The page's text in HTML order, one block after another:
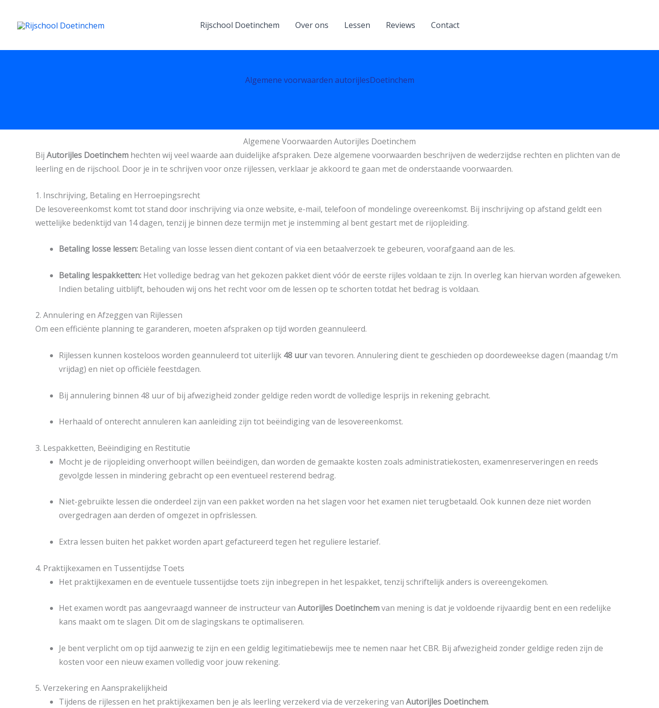
inhoud
Rijschool Doetinchem Over ons Lessen Reviews Contact
Algemene voorwaarden autorijlesDoetinchem
Algemene Voorwaarden Autorijles Doetinchem
Bij Autorijles Doetinchem hechten wij veel waarde aan duidelijke afspraken. Deze algemene voorwaarden beschrijven de wederzijdse rechten en plichten van de
leerling en de rijschool. Door je in te schrijven voor onze rijlessen, verklaar je akkoord te gaan met de onderstaande voorwaarden.
1. Inschrijving, Betaling en Herroepingsrecht
De lesovereenkomst komt tot stand door inschrijving via onze website, e-mail, telefoon of mondelinge overeenkomst. Bij inschrijving op afstand geldt een
wettelijke bedenktijd van 14 dagen, tenzij je binnen deze termijn met je instemming al bent gestart met de rijopleiding.
Betaling losse lessen: Betaling van losse lessen dient contant of via een betaalverzoek te gebeuren, voorafgaand aan de les.
Betaling lespakketten: Het volledige bedrag van het gekozen pakket dient vóór de eerste rijles voldaan te zijn. In overleg kan hiervan worden afgeweken.
Indien betaling uitblijft, behouden wij ons het recht voor om de lessen op te schorten totdat het bedrag is voldaan.
2. Annulering en Afzeggen van Rijlessen
Om een efficiënte planning te garanderen, moeten afspraken op tijd worden geannuleerd.
Rijlessen kunnen kosteloos worden geannuleerd tot uiterlijk 48 uurvan tevoren. Annulering dient te geschieden op doordeweekse dagen (maandag t/m
vrijdag) en niet op officiële feestdagen.
Bij annulering binnen 48 uur of bij afwezigheid zonder geldige reden wordt de volledige lesprijs in rekening gebracht.
Herhaald of onterecht annuleren kan aanleiding zijn tot beëindiging van de lesovereenkomst.
3. Lespakketten, Beëindiging en Restitutie
Mocht je de rijopleiding onverhoopt willen beëindigen, dan worden de gemaakte kosten zoals administratiekosten, examenreserveringen en reeds
gevolgde lessen in mindering gebracht op een eventueel resterend bedrag.
Niet-gebruikte lessen die onderdeel zijn van een pakket worden na het slagen voor het examen niet terugbetaald. Ook kunnen deze niet worden
overgedragen aan derden of omgezet in opfrislessen.
Extra lessen buiten het pakket worden apart gefactureerd tegen het reguliere lestarief.
4. Praktijkexamen en Tussentijdse Toets
Het praktijkexamen en de eventuele tussentijdse toets zijn inbegrepen in het lespakket, tenzij schriftelijk anders is overeengekomen.
Het examen wordt pas aangevraagd wanneer de instructeur van Autorijles Doetinchemvan mening is dat je voldoende rijvaardig bent en een redelijke
kans maakt om te slagen. Dit om de slagingskans te optimaliseren.
Je bent verplicht om op tijd aanwezig te zijn en een geldig legitimatiebewijs mee te nemen naar het CBR. Bij afwezigheid zonder geldige reden zijn de
kosten voor een nieuw examen volledig voor jouw rekening.
5. Verzekering en Aansprakelijkheid
Tijdens de rijlessen en het praktijkexamen ben je als leerling verzekerd via de verzekering van Autorijles Doetinchem.